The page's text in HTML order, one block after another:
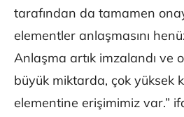
tarafından da tamamen
elementler anlaşmasını
Anlaşma artık imzalandı ve
büyük miktarda, çok yüksek
elementine erişimimiz var.”